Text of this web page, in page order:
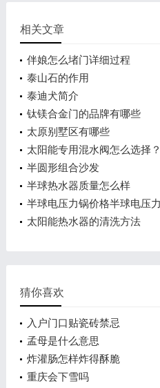
相关文章
伴娘怎么堵门详细过程
泰山石的作用
泰迪犬简介
钛镁合金门的品牌有哪些
太原别墅区有哪些
太阳能专用混水阀怎么选择
介绍
半圆形组合沙发
半球热水器质量怎么样
半球电压力锅价格半球电压
太阳能热水器的清洗方法
猜你喜欢
入户门口贴瓷砖禁忌
孟母是什么意思
炸灌肠怎样炸得酥脆
重庆会下雪吗